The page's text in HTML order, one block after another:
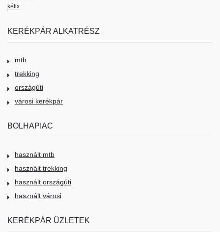
kéfix
KERÉKPÁR ALKATRÉSZ
mtb
trekking
országúti
városi kerékpár
BOLHAPIAC
használt mtb
használt trekking
használt országúti
használt városi
KERÉKPÁR ÜZLETEK